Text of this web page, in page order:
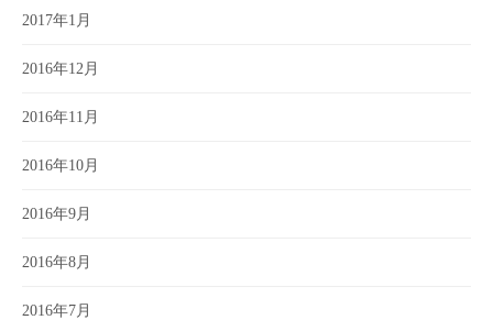
2017年1月
2016年12月
2016年11月
2016年10月
2016年9月
2016年8月
2016年7月